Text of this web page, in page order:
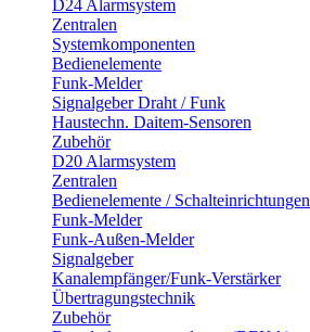
D24 Alarmsystem
Zentralen
Systemkomponenten
Bedienelemente
Funk-Melder
Signalgeber Draht / Funk
Haustechn. Daitem-Sensoren
Zubehör
D20 Alarmsystem
Zentralen
Bedienelemente / Schalteinrichtungen
Funk-Melder
Funk-Außen-Melder
Signalgeber
Kanalempfänger/Funk-Verstärker
Übertragungstechnik
Zubehör